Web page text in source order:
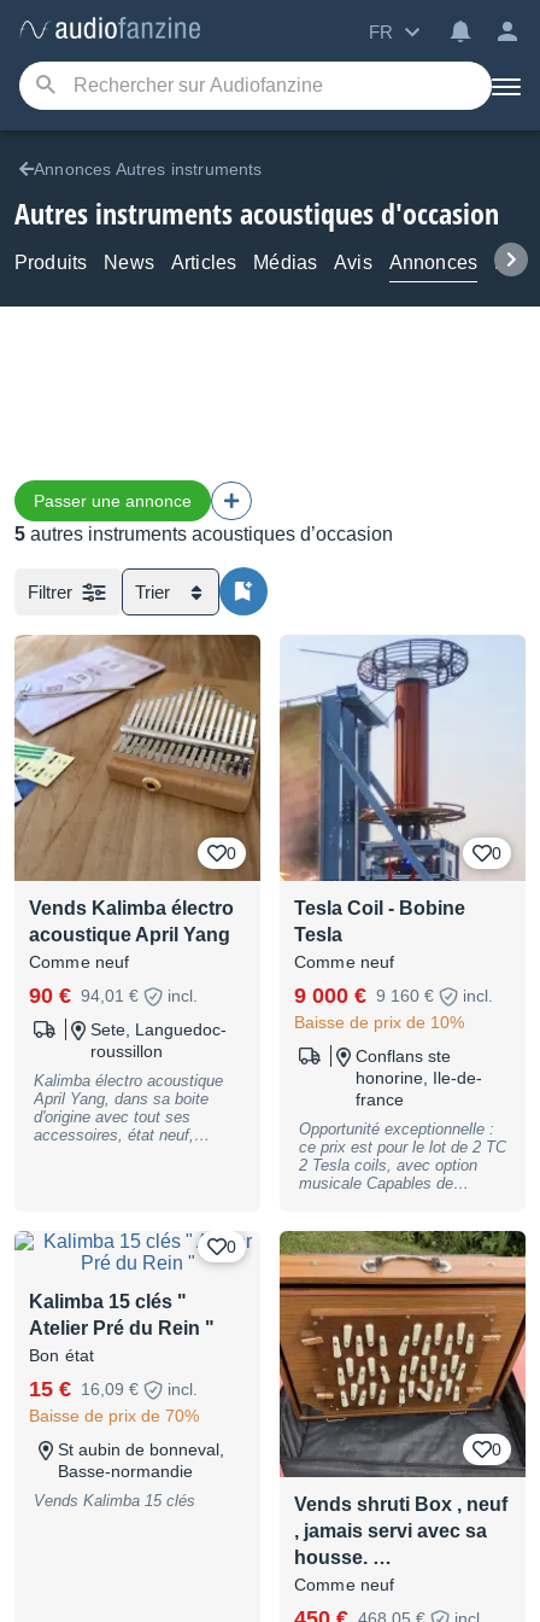
FR
Annonces Autres instruments
Autres instruments acoustiques d'occasion
Produits News Articles Médias Avis Annonces
Passer une annonce
5 autres instruments acoustiques d’occasion
Filtrer Trier
0
Vends Kalimba électro
acoustique April Yang
Comme neuf
90 € 94,01 €
incl.
Sete, Languedoc-
roussillon
Kalimba électro acoustique
April Yang, dans sa boite
d'origine avec tout ses
accessoires, état neuf,
0
Tesla Coil - Bobine
Tesla
Comme neuf
9 000 € 9 160 €
incl.
Baisse de prix de 10%
Conflans ste
honorine, Ile-de-
france
Opportunité exceptionnelle :
ce prix est pour le lot de 2 TC
2 Tesla coils, avec option
musicale Capables de
Caractéristiques Techniques
Modèle : L – DRSSTC avec
option musicale Arcs : 2,5 m
Tension de sortie : 2 500 000
V Consommation : 3 600 W
Alimentation : Triphasé
(Tétrapolaire 3 phases, 1
neutre, 1 terre) Distance de
sécurité conseillée : 7,5 m
Flight-case – Protection de
transport : pour les
secondaires uniquement
Boîtier de commande & fibre
optique : Inclus Bloc
les 2 : Idéal pour alimenter
les 2 TC. Inclus pour le 1er
vendu (Bloc possible sur
commande pour le second)
Secondaire : Démontable
Éclateur électronique : Inclus
0
Kalimba 15 clés "
Atelier Pré du Rein "
Bon état
15 € 16,09 €
incl.
Baisse de prix de 70%
St aubin de bonneval,
Basse-normandie
Vends Kalimba 15 clés
0
Vends shruti Box , neuf
, jamais servi avec sa
housse. …
Comme neuf